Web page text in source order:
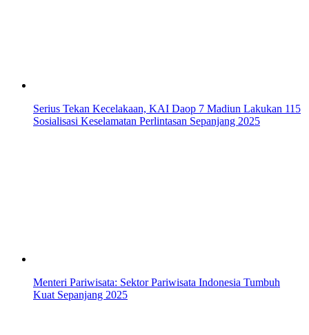
Serius Tekan Kecelakaan, KAI Daop 7 Madiun Lakukan 115
Sosialisasi Keselamatan Perlintasan Sepanjang 2025
Menteri Pariwisata: Sektor Pariwisata Indonesia Tumbuh
Kuat Sepanjang 2025